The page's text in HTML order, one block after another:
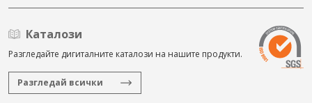
Каталози
Разгледайте дигиталните каталози на нашите продукти.
Разгледай всички